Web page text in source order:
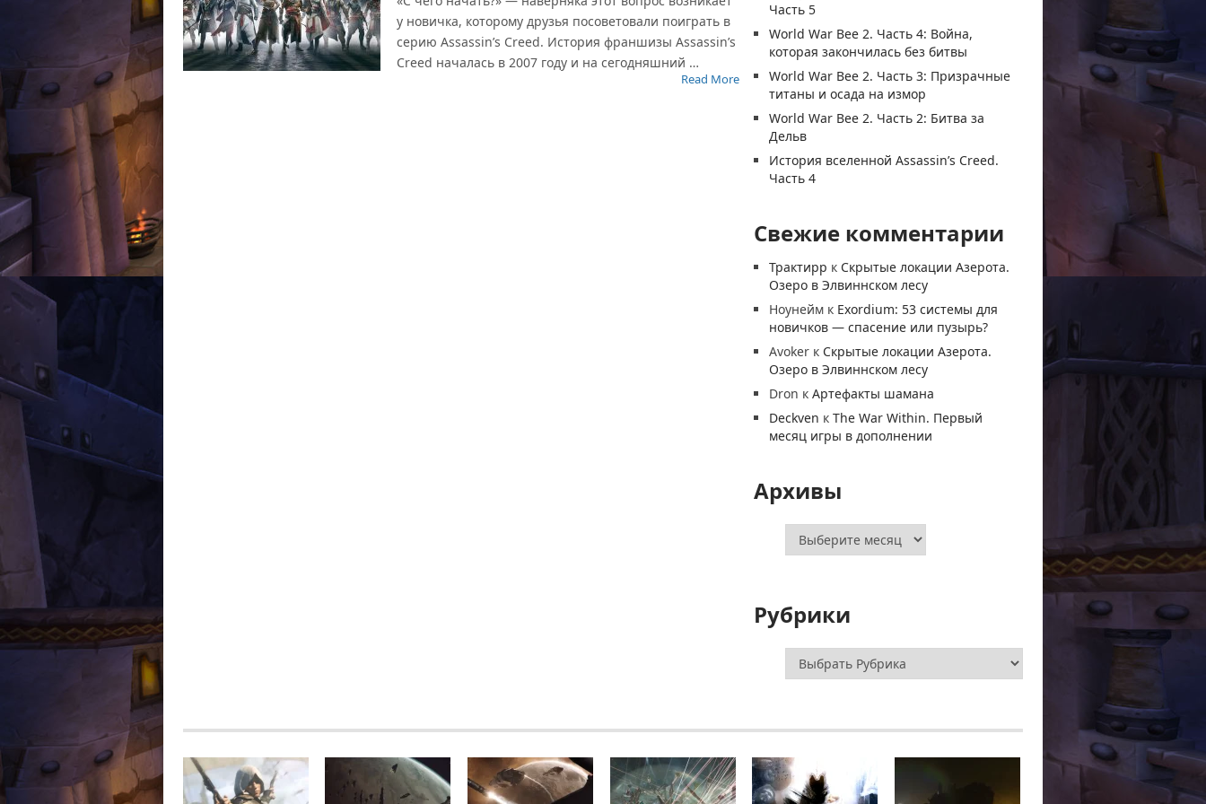
у новичка, которому друзья посоветовали поиграть в
серию Assassin’s Creed. История франшизы Assassin’s
Creed началась в 2007 году и на сегодняшний …
Read More
Часть 5
World War Bee 2. Часть 4: Война,
которая закончилась без битвы
World War Bee 2. Часть 3: Призрачные
титаны и осада на измор
World War Bee 2. Часть 2: Битва за
Дельв
История вселенной Assassin’s Creed.
Часть 4
Свежие комментарии
Трактирр к Скрытые локации Азерота.
Озеро в Элвиннском лесу
Ноунейм к Exordium: 53 системы для
новичков — спасение или пузырь?
Avoker к Скрытые локации Азерота.
Озеро в Элвиннском лесу
Dron кАртефакты шамана
Deckven кThe War Within. Первый
месяц игры в дополнении
Архивы
Архивы
Рубрики
Рубрики